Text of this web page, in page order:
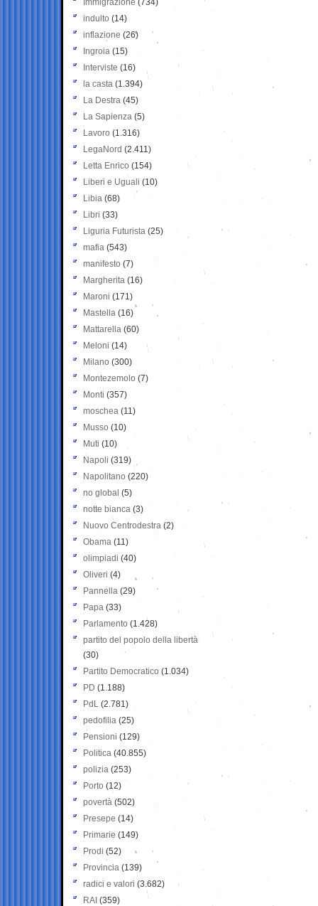
Immigrazione (734)
indulto (14)
inflazione (26)
Ingroia (15)
Interviste (16)
la casta (1.394)
La Destra (45)
La Sapienza (5)
Lavoro (1.316)
LegaNord (2.411)
Letta Enrico (154)
Liberi e Uguali (10)
Libia (68)
Libri (33)
Liguria Futurista (25)
mafia (543)
manifesto (7)
Margherita (16)
Maroni (171)
Mastella (16)
Mattarella (60)
Meloni (14)
Milano (300)
Montezemolo (7)
Monti (357)
moschea (11)
Musso (10)
Muti (10)
Napoli (319)
Napolitano (220)
no global (5)
notte bianca (3)
Nuovo Centrodestra (2)
Obama (11)
olimpiadi (40)
Oliveri (4)
Pannella (29)
Papa (33)
Parlamento (1.428)
partito del popolo della libertà
(30)
Partito Democratico (1.034)
PD (1.188)
PdL (2.781)
pedofilia (25)
Pensioni (129)
Politica (40.855)
polizia (253)
Porto (12)
povertà (502)
Presepe (14)
Primarie (149)
Prodi (52)
Provincia (139)
radici e valori (3.682)
RAI (359)